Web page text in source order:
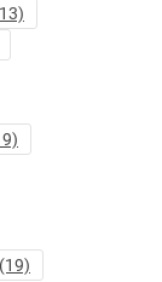
(19)